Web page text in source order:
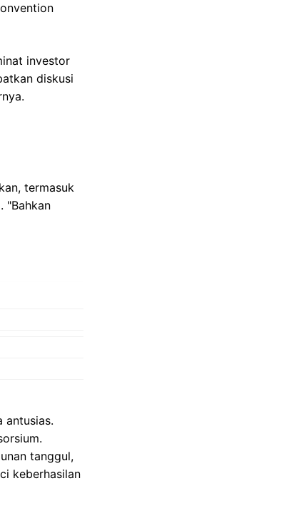
investor
diskusi
termasuk
"Bahkan
antusias.
tanggul,
keberhasilan